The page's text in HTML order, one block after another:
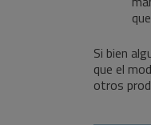
Si bien
que el
otros